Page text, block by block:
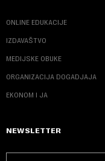
ONLINE EDUKACIJE
IZDAVAŠTVO
MEDIJSKE OBUKE
ORGANIZACIJA DOGADJAJA
EKONOM I JA
NEWSLETTER